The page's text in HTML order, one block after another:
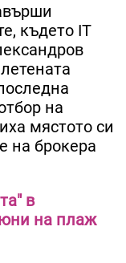
където IT
на
мястото си
на брокера
в
на плаж